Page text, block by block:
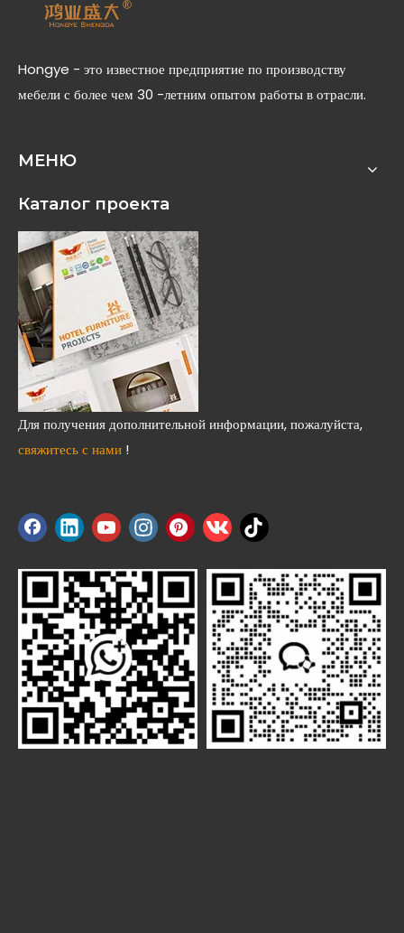
Hongye - это известное предприятие по производству
мебели с более чем 30 -летним опытом работы в отрасли.
МЕНЮ
Каталог проекта
Для получения дополнительной информации, пожалуйста,
свяжитесь с нами !